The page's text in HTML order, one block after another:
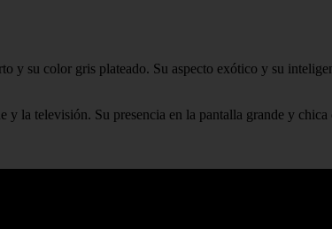
y su color gris plateado. Su aspecto exótico y su
y la televisión. Su presencia en la pantalla grande y